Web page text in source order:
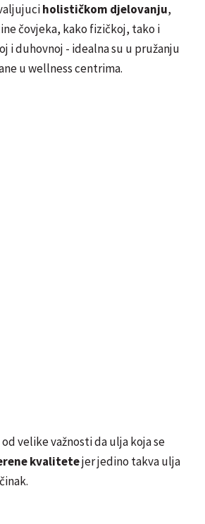
holističkom djelovanju,
čovjeka, kako fizičkoj, tako i
i duhovnoj - idealna su u pružanju
u wellness centrima.
velike važnosti da ulja koja se
kvalitetejer jedino takva ulja